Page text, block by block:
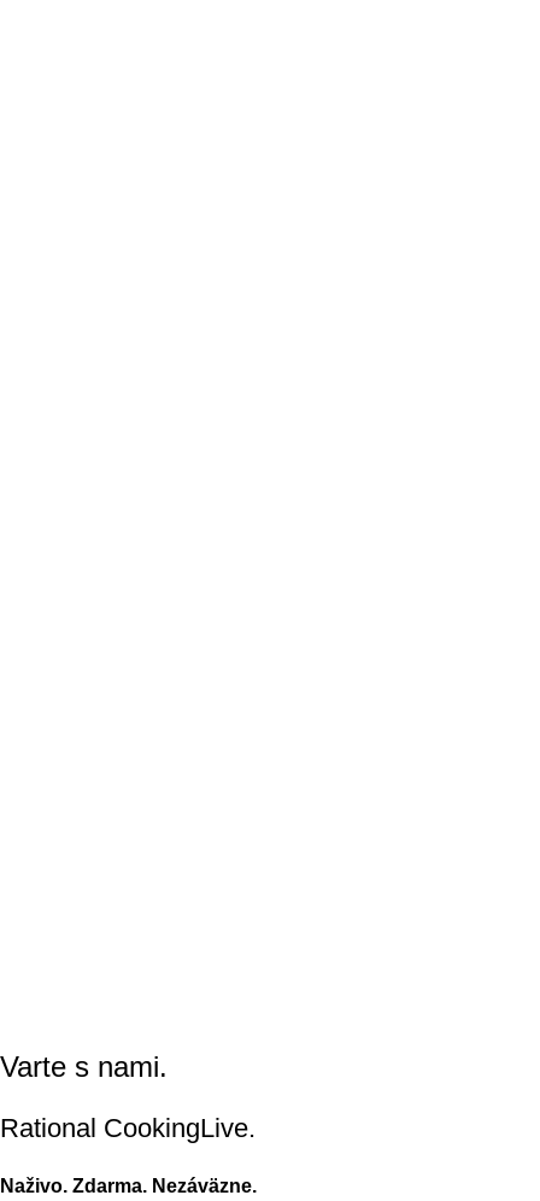
Varte s nami.
Rational CookingLive​.
Naživo. Zdarma. Nezáväzne.